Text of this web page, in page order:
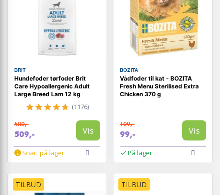
BRIT
Hundefoder tørfoder Brit
Care Hypoallergenic Adult
Large Breed Lam 12 kg
(1176)
580,-
509,- Vis
Snart på lager
BOZITA
Vådfoder til kat - BOZITA
Fresh Menu Sterilised Extra
Chicken 370 g
109,-
99,- Vis
På lager
TILBUD TILBUD